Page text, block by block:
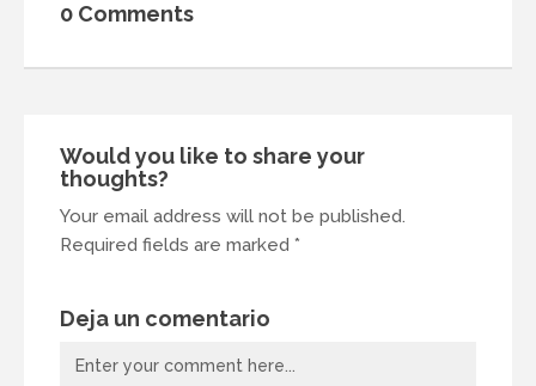
0 Comments
Would you like to share your
thoughts?
Your email address will not be published.
Required fields are marked *
Deja un comentario